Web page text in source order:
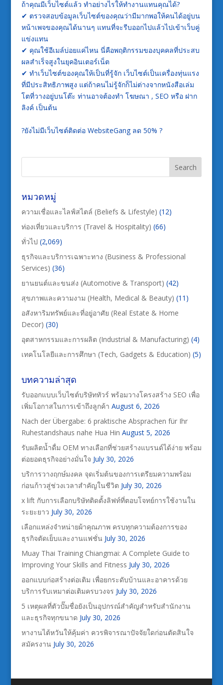
ถ้าคุณมีเว็บไซต์แล้ว ทำอย่างไรให้ทำงานแทนคุณได้?
✔ ตรวจสอบข้อมูลเว็บไซต์ของคุณว่ามีมากพอให้คนได้อยู่บน
หน้าเพจของคุณได้นานๆ แทนที่จะรีบออกไปแล้วไปเข้าเว็บคู่
แข่งแทน
✔ คุณใช้อีเมล์บ่อยแค่ไหน นี่คือพฤติกรรมของบุคคลที่ประสบ
ผลสำเร็จสูงในยุคอินเตอร์เน็ต
✔ ทำเว็บไซต์ของคุณให้เป็นที่รู้จัก เว็บไซต์เป็นเครื่องทุ่นแรง
ที่มีประสิทธิภาพสูง แต่ถ้าคนไม่รู้จักก็ไม่ต่างจากหนังสือเล่ม
โตที่วางอยู่บนโต๊ะ ท่านอาจต้องทำ โฆษณา , SEO หรือ ฝาก
ลิงค์ เป็นต้น
?ยังไม่มีเว็บไซต์ติดต่อ WebsiteGang ลด 50% ?
หมวดหมู่
ความเชื่อและไลฟ์สไตล์ (Beliefs & Lifestyle) (12)
ท่องเที่ยวและบริการ (Travel & Hospitality) (66)
ทั่วไป (2,069)
ธุรกิจและบริการเฉพาะทาง (Business & Professional
Services) (36)
ยานยนต์และขนส่ง (Automotive & Transport) (42)
สุขภาพและความงาม (Health, Medical & Beauty) (11)
อสังหาริมทรัพย์และที่อยู่อาศัย (Real Estate & Home
Decor) (30)
อุตสาหกรรมและการผลิต (Industrial & Manufacturing) (4)
เทคโนโลยีและการศึกษา (Tech, Gadgets & Education) (5)
บทความล่าสุด
รับออกแบบเว็บไซต์บริษัททัวร์ พร้อมวางโครงสร้าง SEO เพื่อ
เพิ่มโอกาสในการเข้าถึงลูกค้า August 6, 2026
Nach der Übergabe: 6 praktische Absprachen für Ihr
Ruhestandshaus nahe Hua Hin August 5, 2026
รับผลิตน้ำดื่ม OEM ทางเลือกที่ช่วยสร้างแบรนด์ได้ง่าย พร้อม
ต่อยอดธุรกิจอย่างมั่นใจ July 30, 2026
บริการวางฤกษ์มงคล จุดเริ่มต้นของการเตรียมความพร้อม
ก่อนก้าวสู่ช่วงเวลาสำคัญในชีวิต July 30, 2026
x lift กับการเลือกบริษัทติดตั้งลิฟท์ที่ตอบโจทย์การใช้งานใน
ระยะยาว July 30, 2026
เลือกแหล่งจำหน่ายผ้าคุณภาพ ครบทุกความต้องการของ
ธุรกิจตัดเย็บและงานแฟชั่น July 30, 2026
Muay Thai Training Chiangmai: A Complete Guide to
Improving Your Skills and Fitness July 30, 2026
ออกแบบก่อสร้างต่อเติม เพื่อยกระดับบ้านและอาคารด้วย
บริการรับเหมาต่อเติมครบวงจร July 30, 2026
5 เหตุผลที่ตัวปั๊มชื่อยังเป็นอุปกรณ์สำคัญสำหรับสำนักงาน
และธุรกิจทุกขนาด July 30, 2026
หางานไต้หวันให้คุ้มค่า ควรพิจารณาปัจจัยใดก่อนตัดสินใจ
สมัครงาน July 30, 2026